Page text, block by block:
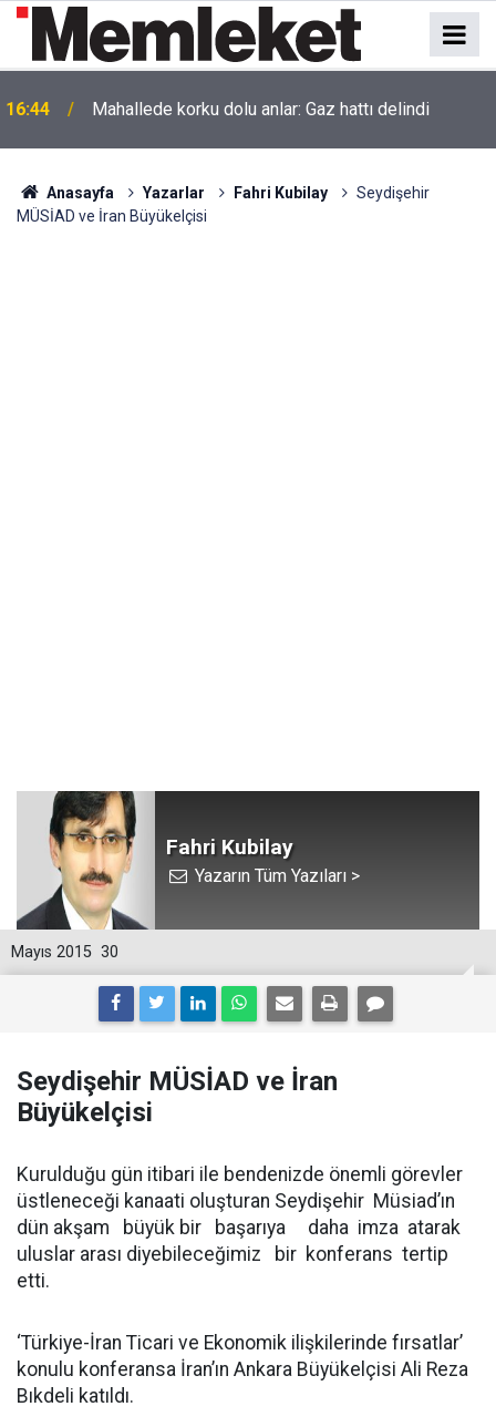
16:44 Mahallede korku dolu anlar: Gaz hattı delindi
Anasayfa Yazarlar Fahri Kubilay
Seydişehir
MÜSİAD ve İran Büyükelçisi
Fahri Kubilay
Yazarın Tüm Yazıları >
30
Mayıs 2015
Seydişehir MÜSİAD ve İran
Büyükelçisi
Kurulduğu gün itibari ile bendenizde önemli görevler
üstleneceği kanaati oluşturan Seydişehir Müsiad’ın
dün akşam büyük bir başarıya daha imza atarak
uluslar arası diyebileceğimiz bir konferans tertip
etti.
‘Türkiye-İran Ticari ve Ekonomik ilişkilerinde fırsatlar’
konulu konferansa İran’ın Ankara Büyükelçisi Ali Reza
Bıkdeli katıldı.